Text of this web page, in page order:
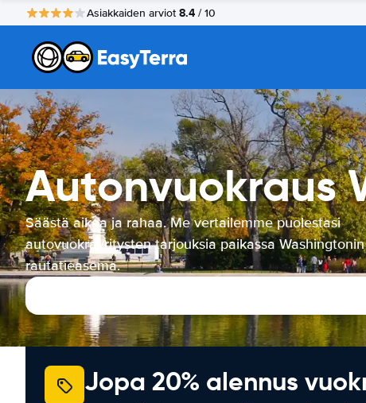
Asiakkaiden arviot 8.4 / 10
Autonvuokraus
Säästä aikaa ja rahaa. Me vertailemme puolestasi
autovuokrayritysten tarjouksia paikassa Washingtonin
rautatieasema.
Jopa 20% alennus